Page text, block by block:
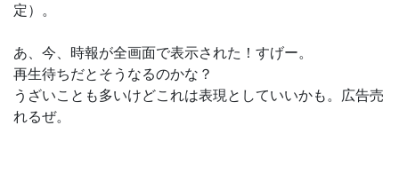
定）。
あ、今、時報が全画面で表示された！すげー。
再生待ちだとそうなるのかな？
うざいことも多いけどこれは表現としていいかも。広告売
れるぜ。